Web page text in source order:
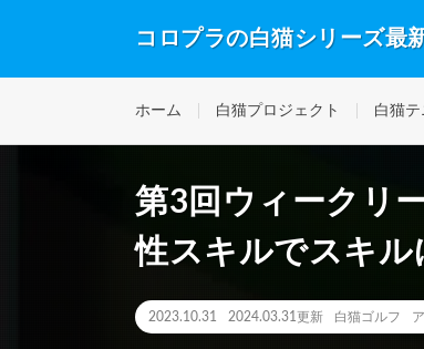
コロプラの白猫シリーズ最
ホーム 白猫プロジェクト 白猫テ
第3回ウィークリ
性スキルでスキル
2023.10.31 2024.03.31更新 白猫ゴルフ